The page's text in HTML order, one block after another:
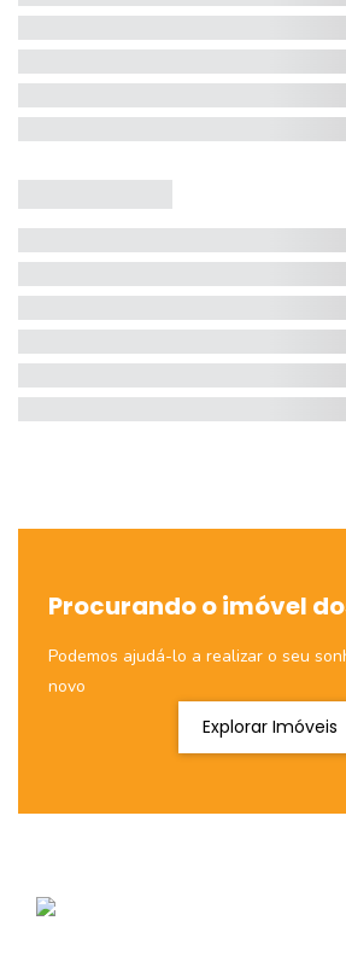
Procurando o imóvel
Podemos ajudá-lo a realizar o seu
novo
Explorar Imóveis